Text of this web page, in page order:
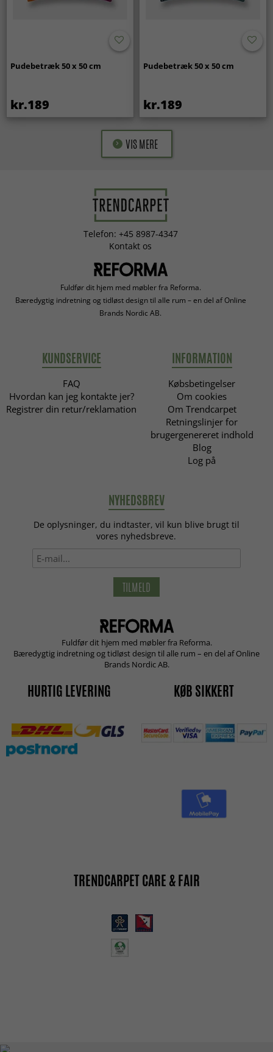
Pudebetræk 50 x 50 cm
kr.189
Pudebetræk 50 x 50 cm
kr.189
VIS MERE
Telefon: +45 8987-4347
Kontakt os
Fuldfør dit hjem med møbler fra Reforma.
Bæredygtig indretning og tidløst design til alle rum – en del af Online
Brands Nordic AB.
KUNDSERVICE
FAQ
Hvordan kan jeg kontakte jer?
Registrer din retur/reklamation
INFORMATION
Købsbetingelser
Om cookies
Om Trendcarpet
Retningslinjer for
brugergenereret indhold
Blog
Log på
NYHEDSBREV
De oplysninger, du indtaster, vil kun blive brugt til
vores nyhedsbreve.
TILMELD
Fuldfør dit hjem med møbler fra Reforma.
Bæredygtig indretning og tidløst design til alle rum – en del af Online
Brands Nordic AB.
HURTIG LEVERING KØB SIKKERT
TRENDCARPET CARE & FAIR